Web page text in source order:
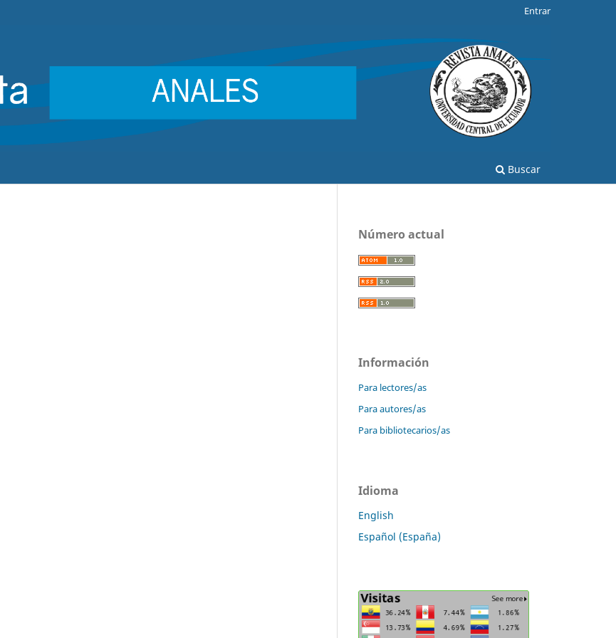
Buscar
Entrar
Número actual
Información
Para lectores/as
Para autores/as
Para bibliotecarios/as
Idioma
English
Español (España)